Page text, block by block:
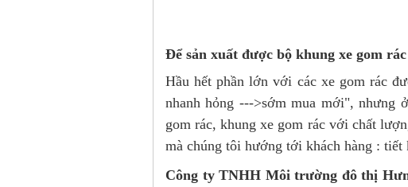
Để sản xuất được bộ khung xe gom
Hầu hết phần lớn với các xe gom rác
nhanh hỏng --->sớm mua mới",
gom rác, khung xe gom rác với chất
mà chúng tôi hướng tới khách hàng : tiết
Công ty TNHH Môi trường đô thị